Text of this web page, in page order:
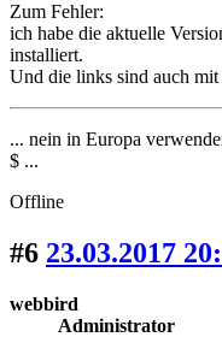
Zum Fehler:
ich habe die aktuelle
installiert.
Und die links sind auch mit
... nein in Europa
$ ...
Offline
#6 23.03.2017
webbird
Administrator